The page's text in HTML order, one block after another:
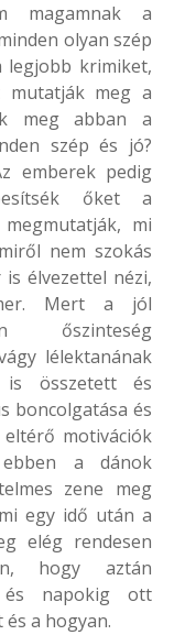
magamnak a
olyan szép
krimiket,
mutatják meg a
meg abban a
szép és jó?
emberek pedig
őket a
mi
nem szokás
élvezettel nézi,
Mert a jól
őszinteség
lélektanának
is összetett és
boncolgatása és
motivációk
a dánok
zene meg
egy idő után a
elég rendesen
hogy aztán
napokig ott
a hogyan.